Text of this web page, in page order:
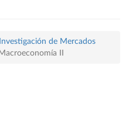
de Mercados
Macroeconomía II